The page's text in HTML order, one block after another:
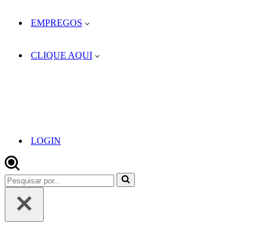
EMPREGOS
CLIQUE AQUI
LOGIN
Pesquisar
por...